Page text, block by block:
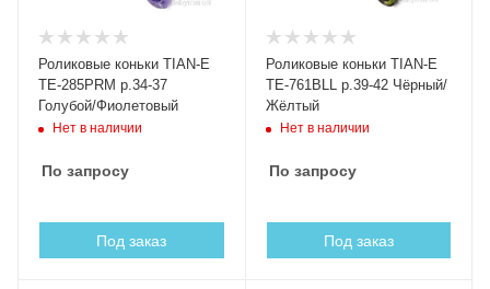
Роликовые коньки TIAN-E
TE-285PRM р.34-37
Голубой/Фиолетовый
Нет в наличии
По запросу
Под заказ
Роликовые коньки TIAN-E
TE-761BLL р.39-42 Чёрный/
Жёлтый
Нет в наличии
По запросу
Под заказ